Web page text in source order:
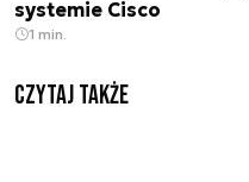
systemie Cisco
1 min.
Czytaj także